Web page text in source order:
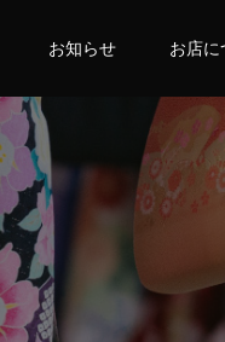
お知らせ お店に